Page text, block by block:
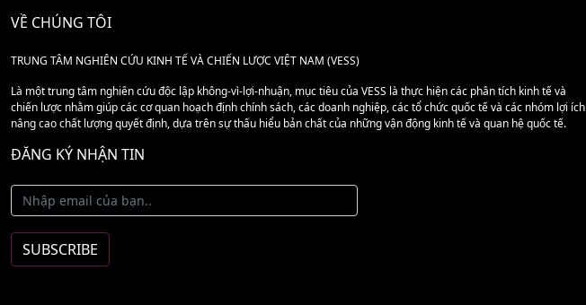
VỀ CHÚNG TÔI
TRUNG TÂM NGHIÊN CỨU KINH TẾ VÀ CHIẾN LƯỢC VIỆT NAM (VESS)
Là một trung tâm nghiên cứu độc lập không-vì-lợi-nhuận, mục tiêu của VESS là thực hiện các phân tích kinh tế và
chiến lược nhằm giúp các cơ quan hoạch định chính sách, các doanh nghiệp, các tổ chức quốc tế và các nhóm lợi ích
nâng cao chất lượng quyết định, dựa trên sự thấu hiểu bản chất của những vận động kinh tế và quan hệ quốc tế.
ĐĂNG KÝ NHẬN TIN